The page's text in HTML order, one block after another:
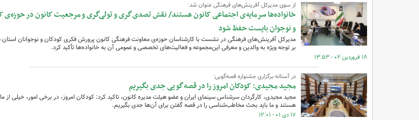
از سوی مدیرکل آفرینش‌های فرهنگی عنوان شد:
خانواده‌ها سرمایه‌ی اجتماعی کانون هستند/ نقش تصدی‌گری و تولی‌گری و مرجعیت کانون در
و نوجوان بایست حفظ شود
مدیرکل آفرینش‌های فرهنگی در نشست با کارشناسان حوزه‌ی معاونت فرهنگی کانون پرورش فکری کودکان و نوجوانان
بر توجه ویژه به والدین و معرفی این‌مجموعه و فعالیت‌های تخصصی و عمومی آن به خانواده‌ها تأکید کرد.
۱۸ فروردین ۰۲ - ۱۳:۵۳
در آستانه برگزاری جشنواره قصه‌گویی:
مجید مجیدی: کودکان امروز را در قصه‌گویی جدی بگیریم
مجید مجیدی، کارگردان سرشناس سینمای ایران و عضو هیئت مدیره کانون، تاکید کرد: کودکان امروز، در برخی امور، خیلی از
هستند و ما باید بحث مخاطب‌شناسی را در قصه‌ گفتن برای آن‌ها جدی بگیریم.
۱۷ دی ۰۱ - ۱۲:۰۱